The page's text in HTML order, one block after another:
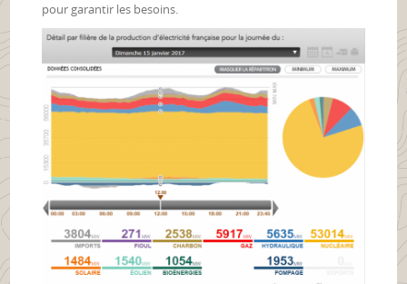
pour garantir les besoins.